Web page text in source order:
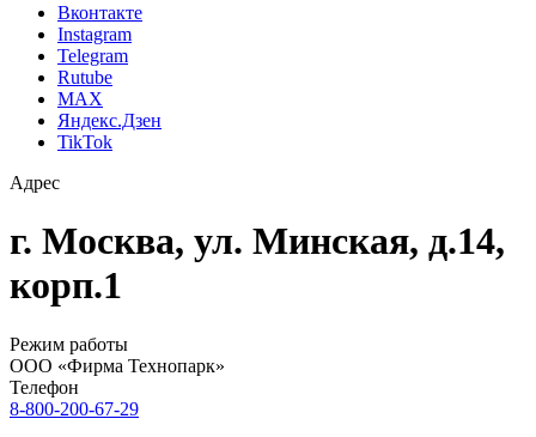
Вконтакте
Instagram
Telegram
Rutube
MAX
Яндекс.Дзен
TikTok
Адрес
г. Москва, ул. Минская, д.14,
корп.1
Режим работы
ООО «Фирма Технопарк»
Телефон
8-800-200-67-29